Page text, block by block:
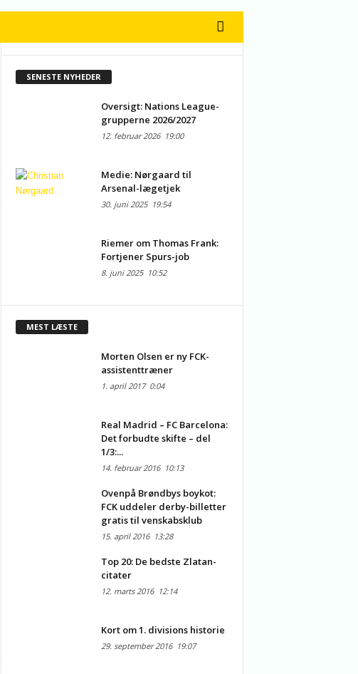
SENESTE NYHEDER
Oversigt: Nations League-
grupperne 2026/2027
12. februar 202619:00
Medie: Nørgaard til
Arsenal-lægetjek
30. juni 202519:54
Riemer om Thomas Frank:
Fortjener Spurs-job
8. juni 202510:52
MEST LÆSTE
Morten Olsen er ny FCK-
assistenttræner
1. april 20170:04
Real Madrid – FC Barcelona:
Det forbudte skifte – del
1/3:...
14. februar 201610:13
Ovenpå Brøndbys boykot:
FCK uddeler derby-billetter
gratis til venskabsklub
15. april 201613:28
Top 20: De bedste Zlatan-
citater
12. marts 201612:14
Kort om 1. divisions historie
29. september 201619:07